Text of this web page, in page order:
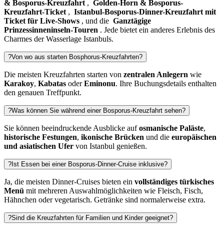
& Bosporus-Kreuzfahrt , Golden-Horn & Bosporus-
Kreuzfahrt-Ticket , Istanbul-Bosporus-Dinner-Kreuzfahrt mit
Ticket für Live-Shows , und die Ganztägige
Prinzessinneninseln-Touren . Jede bietet ein anderes Erlebnis des
Charmes der Wasserlage Istanbuls.
?Von wo aus starten Bosphorus-Kreuzfahrten?
Die meisten Kreuzfahrten starten von zentralen Anlegern wie
Karakoy, Kabatas oderEminonu. Ihre Buchungsdetails enthalten
den genauen Treffpunkt.
?Was können Sie während einer Bosporus-Kreuzfahrt sehen?
Sie können beeindruckende Ausblicke aufosmanische Paläste,
historische Festungen, ikonische Brücken und die europäischen
und asiatischen Ufer von Istanbul genießen.
? Ist Essen bei einer Bosporus-Dinner-Cruise inklusive?
Ja, die meisten Dinner-Cruises bieten ein vollständiges türkisches
Menü mit mehreren Auswahlmöglichkeiten wie Fleisch, Fisch,
Hähnchen oder vegetarisch. Getränke sind normalerweise extra.
?Sind die Kreuzfahrten für Familien und Kinder geeignet?